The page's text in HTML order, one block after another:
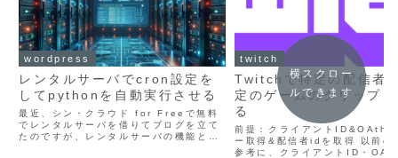
wordpress
レンタルサーバでcron設定を
してpythonを自動実行させる
最近、シン・クラウド for Freeで無料
でレンタルサーバを借りてブログを立て
たのですが、レンタルサーバの機能とし
twitch
Twitchで特定の配信者
定のゲームのクリップ
る
前提：クライアントID&OAth
ー取得&配信者idを取得 以前の
参考に、クライアントID・
横スクロー
ルできます